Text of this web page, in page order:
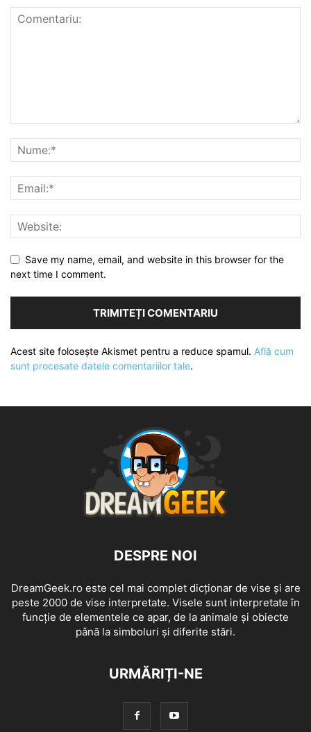
Save my name, email, and website in this browser for the
next time I comment.
Acest site folosește Akismet pentru a reduce spamul. Află cum
sunt procesate datele comentariilor tale.
DESPRE NOI
DreamGeek.ro este cel mai complet dicționar de vise și are
peste 2000 de vise interpretate. Visele sunt interpretate în
funcție de elementele ce apar, de la animale și obiecte
până la simboluri și diferite stări.
URMĂRIȚI-NE